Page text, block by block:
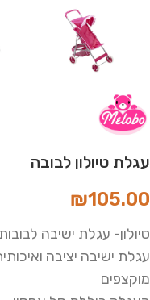
עגלת טיולון לבובה
₪105.00
טיולון- עגלת ישיבה לבובות
עגלת ישיבה יציבה
מוקצפים